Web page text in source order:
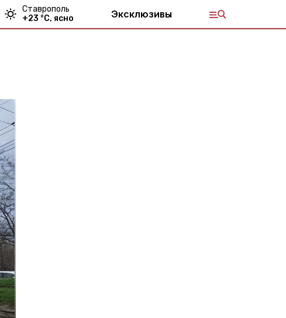
Ставрополь
+23 °С, ясно Эксклюзивы